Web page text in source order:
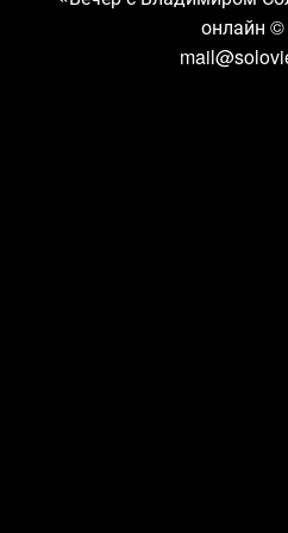
онлайн ©